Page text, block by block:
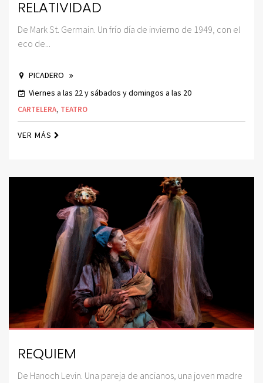
RELATIVIDAD
De Mark St. Germain. Un frío día de invierno de 1949, con el
eco de...
PICADERO
Viernes a las 22 y sábados y domingos a las 20
CARTELERA, TEATRO
VER MÁS
REQUIEM
De Hanoch Levin. Una pareja de ancianos, una joven madre